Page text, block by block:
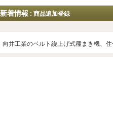
新着情報 : 商品追加登録
向井工業のベルト繰上げ式種まき機、